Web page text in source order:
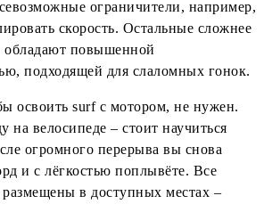
ограничители, например,
скорость. Остальные сложнее
обладают повышенной
подходящей для слаломных гонок.
освоить surf с мотором, не нужен.
на велосипеде – стоит научиться
огромного перерыва вы снова
и с лёгкостью поплывёте. Все
в доступных местах –